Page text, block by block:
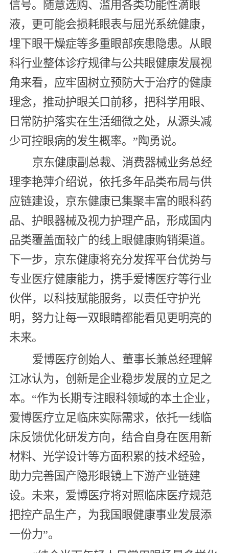
信号。随意选购、滥用各类功能性滴眼
液，更可能会损耗眼表与屈光系统健康，
埋下眼干燥症等多重眼部疾患隐患。从眼
科行业整体诊疗规律与公共眼健康发展视
角来看，应牢固树立预防大于治疗的健康
理念，推动护眼关口前移，把科学用眼、
日常防护落实在生活细微之处，从源头减
少可控眼病的发生概率。”陶勇说。
京东健康副总裁、消费器械业务总经
理李艳萍介绍说，依托多年品类布局与供
应链建设，京东健康已集聚丰富的眼科药
品、护眼器械及视力护理产品，形成国内
品类覆盖面较广的线上眼健康购销渠道。
下一步，京东健康将充分发挥平台优势与
专业医疗健康能力，携手爱博医疗等行业
伙伴，以科技赋能服务，以责任守护光
明，努力让每一双眼睛都能看见更明亮的
未来。
爱博医疗创始人、董事长兼总经理解
江冰认为，创新是企业稳步发展的立足之
本。“作为长期专注眼科领域的本土企业，
爱博医疗立足临床实际需求，依托一线临
床反馈优化研发方向，结合自身在医用新
材料、光学设计等方面积累的技术经验，
助力完善国产隐形眼镜上下游产业链建
设。未来，爱博医疗将对照临床医疗规范
把控产品生产，为我国眼健康事业发展添
一份力”。